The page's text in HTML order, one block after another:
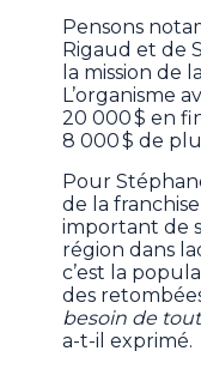
Pensons
Rigaud et de
la mission de
L’organisme
20 000 $ en
8 000 $ de
Pour
de la
important de
région dans
c’est la
des
besoin de
a-t-il exprimé.